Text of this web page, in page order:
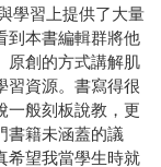
學習上提供了大量
到本書編輯群將他
原創的方式講解肌
習資源。書寫得很
一般刻板說教，更
書籍未涵蓋的議
希望我當學生時就